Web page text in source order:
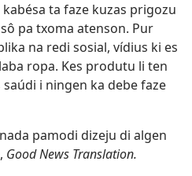
ta faze kuzas prigozu
pa txoma atenson. Pur
na redi sosial, vídius ki es
ropa. Kes produtu li ten
i ningen ka debe faze
pamodi dizeju di algen
, Good News Translation.